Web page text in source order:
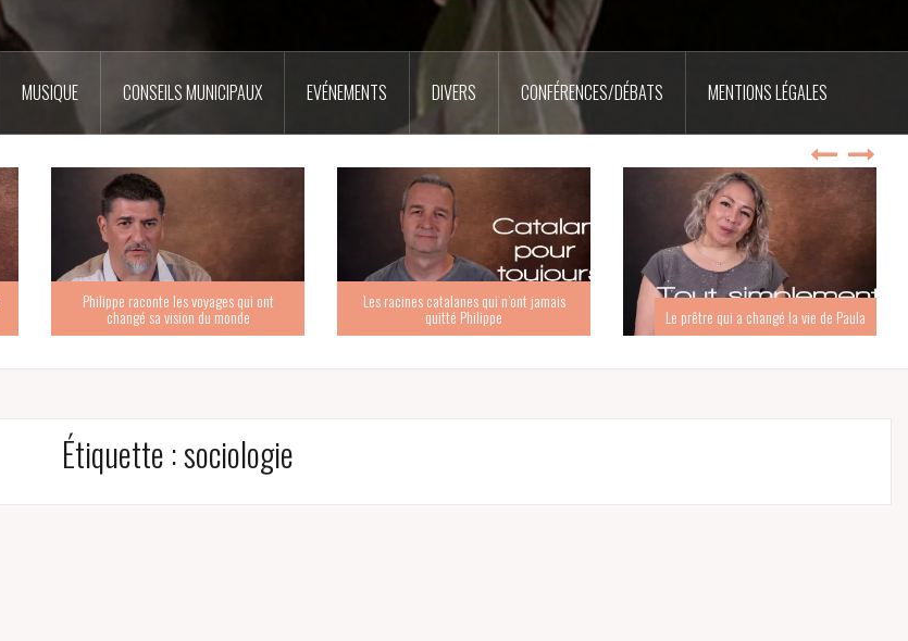
MUSIQUE CONSEILS MUNICIPAUX EVÉNEMENTS DIVERS CONFÉRENCES/DÉBATS MENTIONS LÉGALES
Philippe raconte les voyages qui ont
changé sa vision du monde
Les racines catalanes qui n’ont jamais
quitté Philippe Le prêtre qui a changé la vie de Paula
Étiquette :sociologie